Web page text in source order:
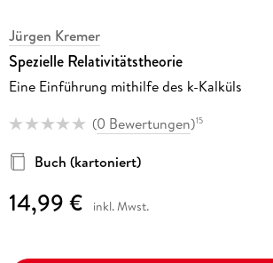
Jürgen Kremer
Spezielle Relativitätstheorie
Eine Einführung mithilfe des k-Kalküls
(0 Bewertungen)15
Buch (kartoniert)
14,99 € inkl. Mwst.